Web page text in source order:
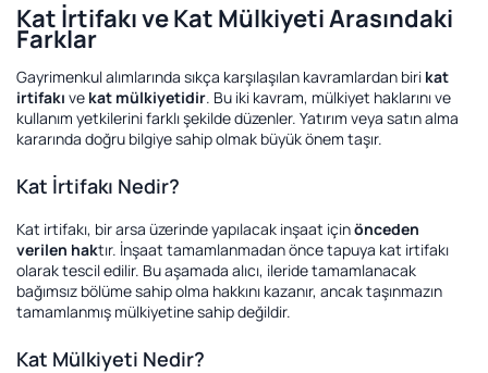
Kat İrtifakı ve Kat Mülkiyeti Arasındaki
Farklar
Gayrimenkul alımlarında sıkça karşılaşılan kavramlardan biri kat
irtifakı ve kat mülkiyetidir. Bu iki kavram, mülkiyet haklarını ve
kullanım yetkilerini farklı şekilde düzenler. Yatırım veya satın alma
kararında doğru bilgiye sahip olmak büyük önem taşır.
Kat İrtifakı Nedir?
Kat irtifakı, bir arsa üzerinde yapılacak inşaat içinönceden
verilen haktır. İnşaat tamamlanmadan önce tapuya kat irtifakı
olarak tescil edilir. Bu aşamada alıcı, ileride tamamlanacak
bağımsız bölüme sahip olma hakkını kazanır, ancak taşınmazın
tamamlanmış mülkiyetine sahip değildir.
Kat Mülkiyeti Nedir?